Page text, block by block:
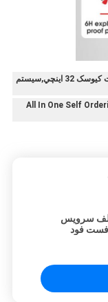
سیستم مدیریت صف بی سیم 19 اینچی,دستگاه پرداخت کيوسک 32 اينچي,سیستم
All In One Self
سرویس
فست فود